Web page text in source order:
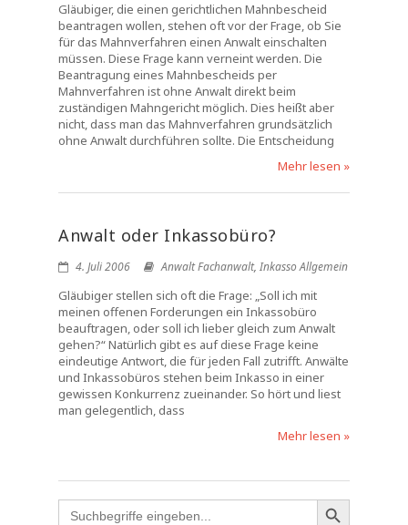
Gläubiger, die einen gerichtlichen Mahnbescheid
beantragen wollen, stehen oft vor der Frage, ob Sie
für das Mahnverfahren einen Anwalt einschalten
müssen. Diese Frage kann verneint werden. Die
Beantragung eines Mahnbescheids per
Mahnverfahren ist ohne Anwalt direkt beim
zuständigen Mahngericht möglich. Dies heißt aber
nicht, dass man das Mahnverfahren grundsätzlich
ohne Anwalt durchführen sollte. Die Entscheidung
Mehr lesen »
Anwalt oder Inkassobüro?
4. Juli 2006 Anwalt Fachanwalt, Inkasso Allgemein
Gläubiger stellen sich oft die Frage: „Soll ich mit
meinen offenen Forderungen ein Inkassobüro
beauftragen, oder soll ich lieber gleich zum Anwalt
gehen?“ Natürlich gibt es auf diese Frage keine
eindeutige Antwort, die für jeden Fall zutrifft. Anwälte
und Inkassobüros stehen beim Inkasso in einer
gewissen Konkurrenz zueinander. So hört und liest
man gelegentlich, dass
Mehr lesen »
Search
for: